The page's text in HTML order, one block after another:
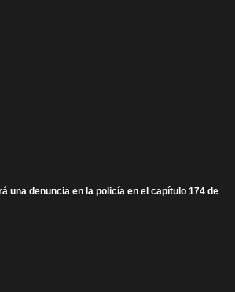
una denuncia en la policía en el capítulo 174 de